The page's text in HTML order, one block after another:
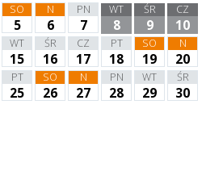
SO
5
N
6
PN
7
WT
8
ŚR
9
CZ
10
WT
15
ŚR
16
CZ
17
PT
18
SO
19
N
20
PT
25
SO
26
N
27
PN
28
WT
29
ŚR
30